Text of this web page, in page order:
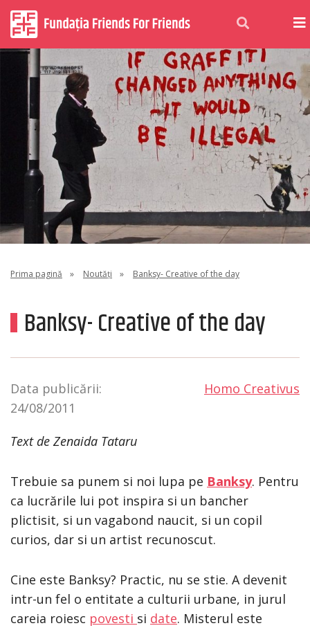
Prima pagină » Noutăți » Banksy- Creative of the day
Banksy- Creative of the day
Data publicării:
24/08/2011
Homo Creativus
Text de Zenaida Tataru
Trebuie sa punem si noi lupa pe Banksy. Pentru
ca lucrările lui pot inspira si un bancher
plictisit, si un vagabond naucit, si un copil
curios, dar si un artist recunoscut.
Cine este Banksy? Practic, nu se stie. A devenit
intr-un fel o entitate a culturii urbane, in jurul
careia roiesc povesti si date. Misterul este